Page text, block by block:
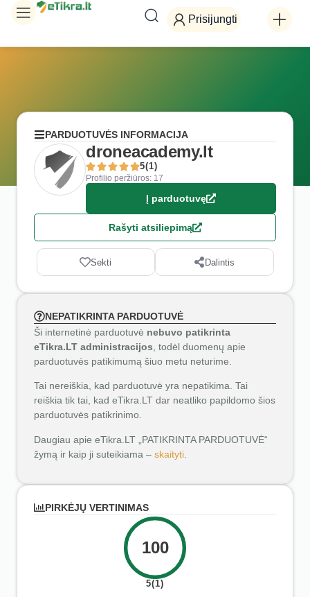
Prisijungti
PARDUOTUVĖS INFORMACIJA
droneacademy.lt
5(1)
Profilio peržiūros: 17
Į parduotuvę
Rašyti atsiliepimą
Sekti Dalintis
NEPATIKRINTA PARDUOTUVĖ
Ši internetinė parduotuvė nebuvo patikrinta
eTikra.LT administracijos , todėl duomenų apie
parduotuvės patikimumą šiuo metu neturime.
Tai nereiškia, kad parduotuvė yra nepatikima. Tai
reiškia tik tai, kad eTikra.LT dar neatliko papildomo šios
parduotuvės patikrinimo.
Daugiau apie eTikra.LT „PATIKRINTA PARDUOTUVĖ“
žymą ir kaip ji suteikiama – skaityti
PIRKĖJŲ VERTINIMAS
100
5(1)